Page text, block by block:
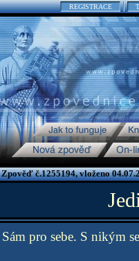
REGISTRACE
Zpověď č.1255194, vloženo
Sám pro sebe. S nikým